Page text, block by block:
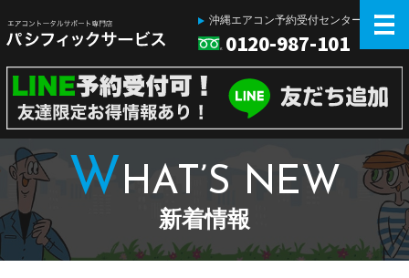
沖縄エアコン予約受付センター
0120-987-101
W HAT’S NEW
新着情報